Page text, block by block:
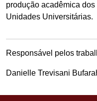
produção acadêmica
Unidades Universitárias.
Responsável pelos
Danielle Trevisani